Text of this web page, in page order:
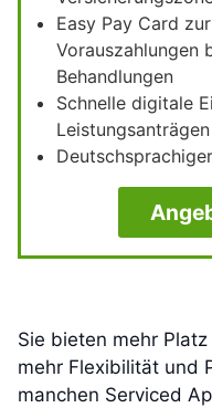
Easy Pay Card
Vorauszahlungen
Behandlungen
Schnelle digitale
Sie bieten mehr
mehr Flexibilität und
manchen Serviced